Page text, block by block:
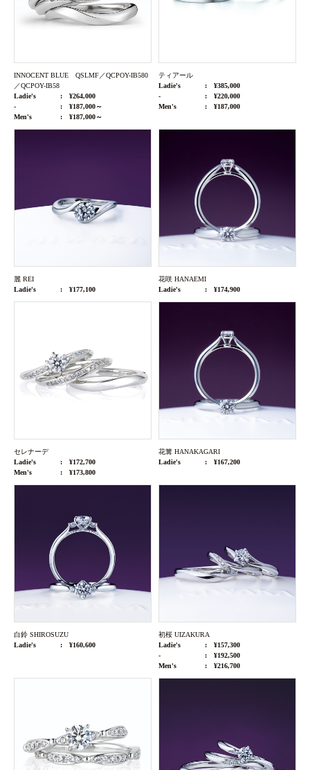
INNOCENT BLUE QSLMF／QCPOY-IB580
／QCPOY-IB58
Ladie's
¥264,000
-
¥187,000～
Men's
¥187,000～
ティアール
Ladie's
¥385,000
-
¥220,000
Men's
¥187,000
麗 REI
Ladie's
¥177,100
花咲 HANAEMI
Ladie's
¥174,900
セレナーデ
Ladie's
¥172,700
Men's
¥173,800
花篝 HANAKAGARI
Ladie's
¥167,200
白鈴 SHIROSUZU
Ladie's
¥160,600
初桜 UIZAKURA
Ladie's
¥157,300
-
¥192,500
Men's
¥216,700